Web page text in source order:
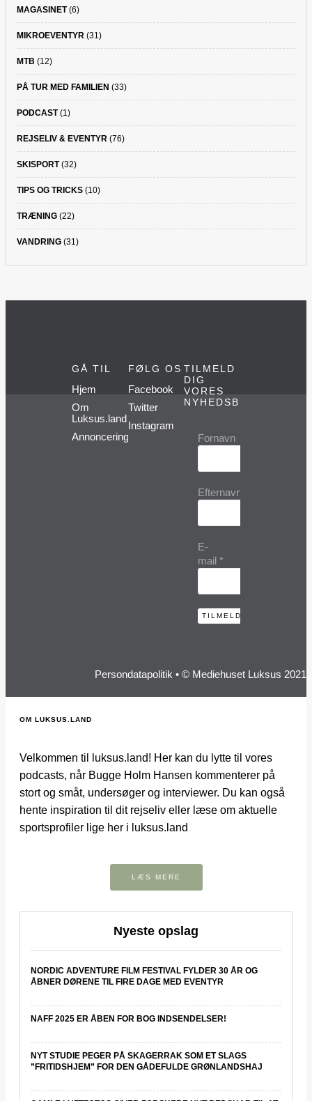
MAGASINET(6)
MIKROEVENTYR (31)
MTB (12)
PÅ TUR MED FAMILIEN (33)
PODCAST(1)
REJSELIV & EVENTYR (76)
SKISPORT(32)
TIPS OG TRICKS (10)
TRÆNING (22)
VANDRING (31)
GÅ TIL
Hjem
Om
Luksus.land
Annoncering
FØLG OS
Facebook
Twitter
Instagram
TILMELD
DIG
VORES
NYHEDSBREV
Fornavn
Efternavn
E-
mail*
Persondatapolitik • © Mediehuset Luksus 2021
OM LUKSUS.LAND
Velkommen til luksus.land! Her kan du lytte til vores
podcasts, når Bugge Holm Hansen kommenterer på
stort og småt, undersøger og interviewer. Du kan også
hente inspiration til dit rejseliv eller læse om aktuelle
sportsprofiler lige her i luksus.land
LÆS MERE
Nyeste opslag
NORDIC ADVENTURE FILM FESTIVAL FYLDER 30 ÅR OG
ÅBNER DØRENE TIL FIRE DAGE MED EVENTYR
NAFF 2025 ER ÅBEN FOR BOG INDSENDELSER!
NYT STUDIE PEGER PÅ SKAGERRAK SOM ET SLAGS
”FRITIDSHJEM” FOR DEN GÅDEFULDE GRØNLANDSHAJ